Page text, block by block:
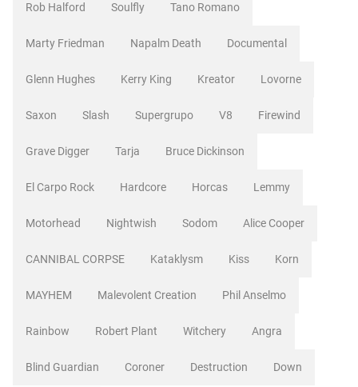
Rob Halford Soulfly Tano Romano
Marty Friedman Napalm Death Documental
Glenn Hughes Kerry King Kreator Lovorne
Saxon Slash Supergrupo V8 Firewind
Grave Digger Tarja Bruce Dickinson
El Carpo Rock Hardcore Horcas Lemmy
Motorhead Nightwish Sodom Alice Cooper
CANNIBAL CORPSE Kataklysm Kiss Korn
MAYHEM Malevolent Creation Phil Anselmo
Rainbow Robert Plant Witchery Angra
Blind Guardian Coroner Destruction Down